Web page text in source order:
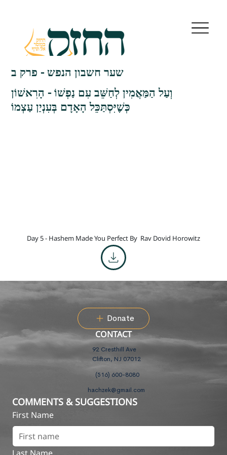
שער חשבון הנפש - פרק ב
וְעַל הַמַּאֲמִין לְחַשֵּׁב עִם נַפְשׁוֹ - הָרִאשׁוֹן
כְּשֶׁיִּסְתַּכֵּל הָאָדָם בְּעִנְיַן עַצְמוֹ
Day 5 - Hashem Made You Perfect By Rav Dovid Horowitz
Donate
CONTACT
92 Cresthill Ave
Clifton, NJ 07012
(516) 600-8080
hachzek@gmail.com
COMMENTS & SUGGESTIONS
First Name